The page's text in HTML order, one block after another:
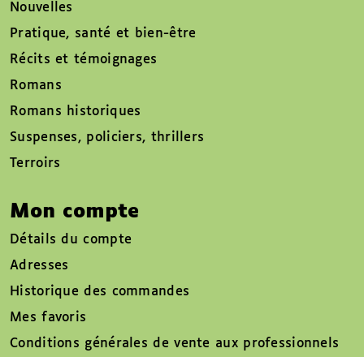
Nouvelles
Pratique, santé et bien-être
Récits et témoignages
Romans
Romans historiques
Suspenses, policiers, thrillers
Terroirs
Mon compte
Détails du compte
Adresses
Historique des commandes
Mes favoris
Conditions générales de vente aux professionnels